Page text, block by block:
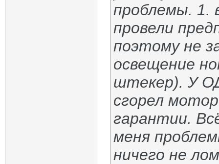
проблемы. 1.
провели
поэтому не
освещение
штекер). У
сгорел
гарантии.
меня
ничего не